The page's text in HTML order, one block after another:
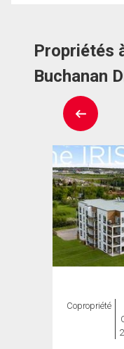
Propriétés
Buchanan
Copropriété